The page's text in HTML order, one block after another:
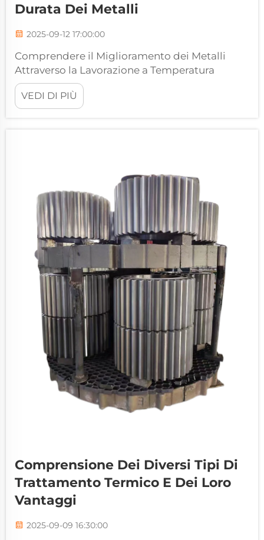
Durata Dei Metalli
2025-09-12 17:00:00
Comprendere il Miglioramento dei Metalli
Attraverso la Lavorazione a Temperatura
Controllata. Il trattamento termico
rappresenta uno dei processi più cruciali nella
metallurgia, trasformando in modo
VEDI DI PIÙ
Comprensione Dei Diversi Tipi Di
Trattamento Termico E Dei Loro
Vantaggi
2025-09-09 16:30:00